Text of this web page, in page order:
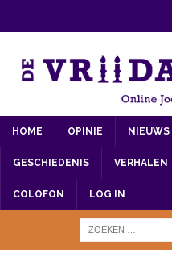
HOME OPINIE NIEUWS
GESCHIEDENIS VERHALEN
COLOFON LOG IN